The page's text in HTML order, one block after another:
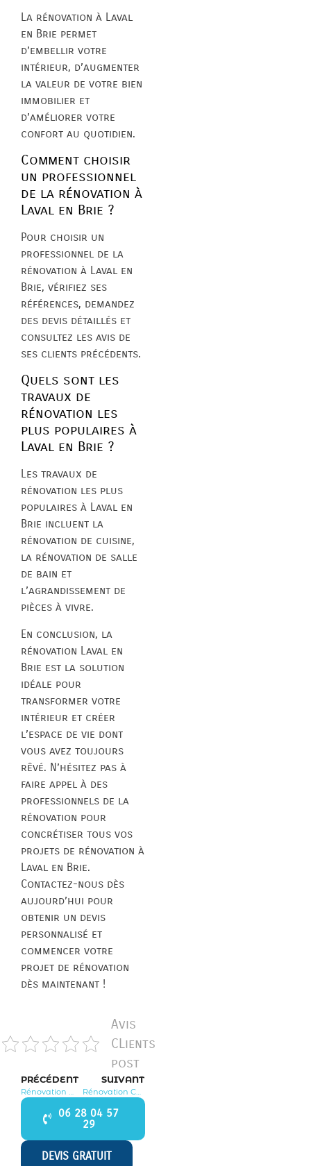
La rénovation à Laval
en Brie permet
d’embellir votre
intérieur, d’augmenter
la valeur de votre bien
immobilier et
d’améliorer votre
confort au quotidien.
Comment choisir
un professionnel
de la rénovation à
Laval en Brie ?
Pour choisir un
professionnel de la
rénovation à Laval en
Brie, vérifiez ses
références, demandez
des devis détaillés et
consultez les avis de
ses clients précédents.
Quels sont les
travaux de
rénovation les
plus populaires à
Laval en Brie ?
Les travaux de
rénovation les plus
populaires à Laval en
Brie incluent la
rénovation de cuisine,
la rénovation de salle
de bain et
l’agrandissement de
pièces à vivre.
En conclusion, la
rénovation Laval en
Brie est la solution
idéale pour
transformer votre
intérieur et créer
l’espace de vie dont
vous avez toujours
rêvé. N’hésitez pas à
faire appel à des
professionnels de la
rénovation pour
concrétiser tous vos
projets de rénovation à
Laval en Brie.
Contactez-nous dès
aujourd’hui pour
obtenir un devis
personnalisé et
commencer votre
projet de rénovation
dès maintenant !
Avis
CLients
post
PRÉCÉDENT SUIVANT
06 28 04 57
29
DEVIS GRATUIT